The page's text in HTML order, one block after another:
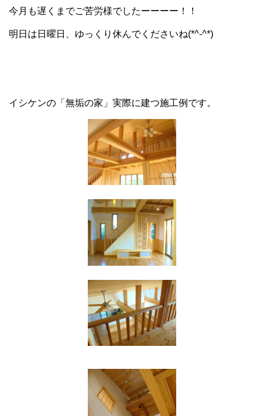
今月も遅くまでご苦労様でしたーーーー！！
明日は日曜日、ゆっくり休んでくださいね(*^-^*)
イシケンの「無垢の家」実際に建つ施工例です。